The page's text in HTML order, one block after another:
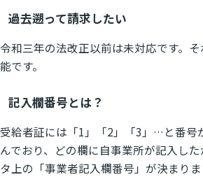
過去遡って請求したい
令和三年の法改正以前は未対応です。
能です。
記入欄番号とは？
受給者証には「1」「2」「3」…と番号
んでおり、どの欄に自事業所が記入し
タ上の「事業者記入欄番号」が決まり